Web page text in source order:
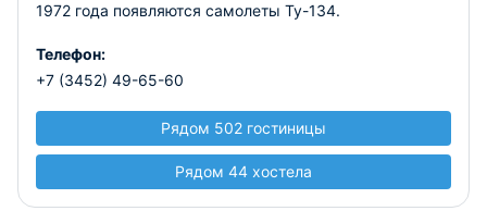
1972 года появляются самолеты Ту-134.
Телефон:
+7 (3452) 49-65-60
Рядом 502 гостиницы
Рядом 44 хостела